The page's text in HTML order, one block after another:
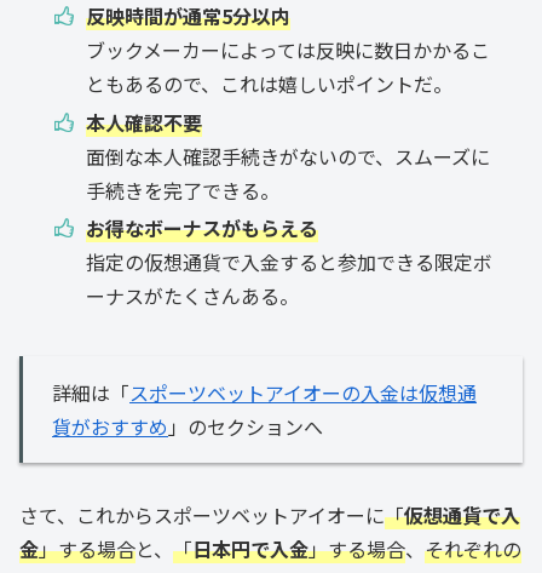
反映時間が通常5分以内
ブックメーカーによっては反映に数日かかるこ
ともあるので、これは嬉しいポイントだ。
本人確認不要
面倒な本人確認手続きがないので、スムーズに
手続きを完了できる。
お得なボーナスがもらえる
指定の仮想通貨で入金すると参加できる限定ボ
ーナスがたくさんある。
詳細は「スポーツベットアイオーの入金は仮想通
貨がおすすめ 」のセクションへ
さて、これからスポーツベットアイオーに「仮想通貨で入
金」する場合と、 「日本円で入金」する場合、 それぞれの